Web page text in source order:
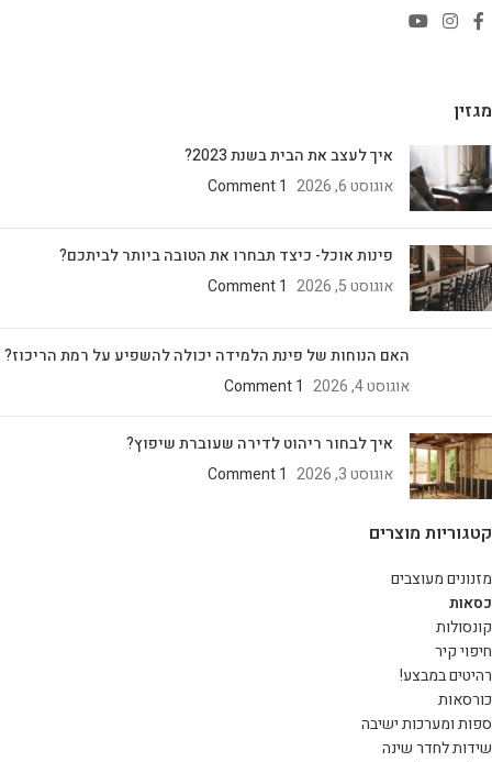
מגזין
איך לעצב את הבית בשנת 2023?
אוגוסט 6, 2026
1 Comment
פינות אוכל- כיצד תבחרו את הטובה ביותר לביתכם?
אוגוסט 5, 2026
1 Comment
האם הנוחות של פינת הלמידה יכולה להשפיע על רמת הריכוז?
אוגוסט 4, 2026
1 Comment
איך לבחור ריהוט לדירה שעוברת שיפוץ?
אוגוסט 3, 2026
1 Comment
קטגוריות מוצרים
מזנונים מעוצבים
כסאות
קונסולות
חיפוי קיר
רהיטים במבצע!
כורסאות
ספות ומערכות ישיבה
שידות לחדר שינה